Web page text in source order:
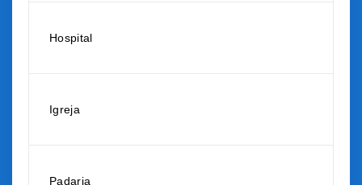
Hospital
Igreja
Padaria